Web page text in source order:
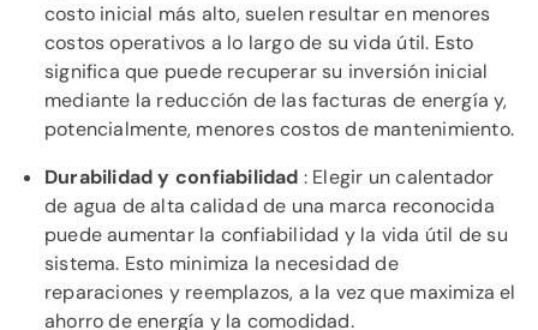
costo inicial más alto, suelen resultar en menores
costos operativos a lo largo de su vida útil. Esto
significa que puede recuperar su inversión inicial
mediante la reducción de las facturas de energía y,
potencialmente, menores costos de mantenimiento.
Durabilidad y confiabilidad : Elegir un calentador
de agua de alta calidad de una marca reconocida
puede aumentar la confiabilidad y la vida útil de su
sistema. Esto minimiza la necesidad de
reparaciones y reemplazos, a la vez que maximiza el
ahorro de energía y la comodidad.